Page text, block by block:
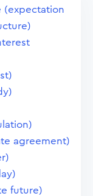
(expectation
agreement)
future)